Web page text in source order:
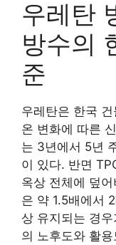
우레탄
방수의
준
우레탄은 한국
온 변화에 따른
는 3년에서 5년
이 있다. 반면
옥상 전체에 덮
은 약 1.5배에서
상 유지되는 경
의 노후도와 활